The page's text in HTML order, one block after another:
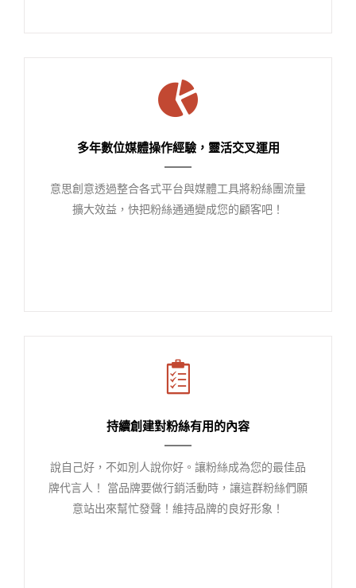
多年數位媒體操作經驗，靈活交叉運用
意思創意透過整合各式平台與媒體工具將粉絲團流量
擴大效益，快把粉絲通通變成您的顧客吧！
持續創建對粉絲有用的內容
說自己好，不如別人說你好。讓粉絲成為您的最佳品
牌代言人！ 當品牌要做行銷活動時，讓這群粉絲們願
意站出來幫忙發聲！維持品牌的良好形象！